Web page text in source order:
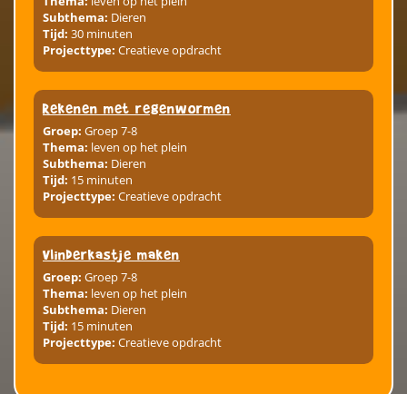
Subthema: Dieren
Tijd: 30 minuten
Projecttype: Creatieve opdracht
Rekenen met regenwormen
Groep: Groep 7-8
Thema: leven op het plein
Subthema: Dieren
Tijd: 15 minuten
Projecttype: Creatieve opdracht
Vlinderkastje maken
Groep: Groep 7-8
Thema: leven op het plein
Subthema: Dieren
Tijd: 15 minuten
Projecttype: Creatieve opdracht